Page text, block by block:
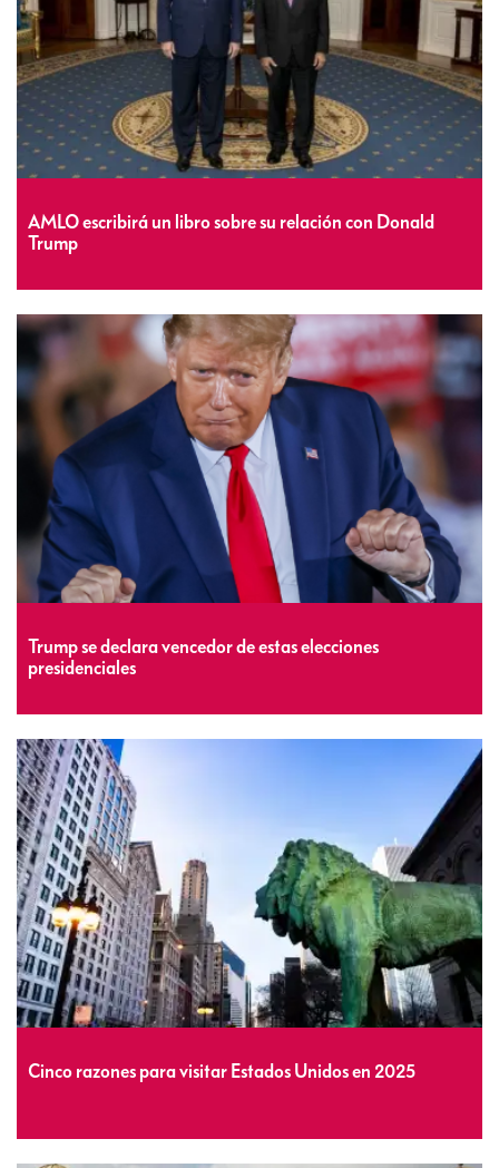
AMLO escribirá un libro sobre su relación con Donald
Trump
Trump se declara vencedor de estas elecciones
presidenciales
Cinco razones para visitar Estados Unidos en 2025